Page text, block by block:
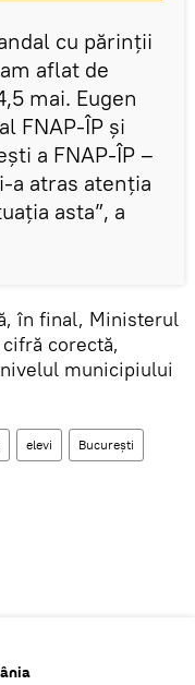
cu părinții
aflat de
mai. Eugen
FNAP-ÎP și
a FNAP-ÎP –
a atras atenția
asta”, a
în final, Ministerul
corectă,
municipiului
elevi București